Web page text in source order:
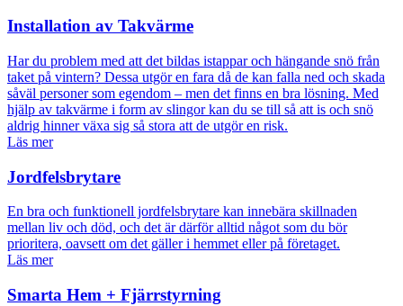
Installation av Takvärme
Har du problem med att det bildas istappar och hängande snö från
taket på vintern? Dessa utgör en fara då de kan falla ned och skada
såväl personer som egendom – men det finns en bra lösning. Med
hjälp av takvärme i form av slingor kan du se till så att is och snö
aldrig hinner växa sig så stora att de utgör en risk.
Läs mer
Jordfelsbrytare
En bra och funktionell jordfelsbrytare kan innebära skillnaden
mellan liv och död, och det är därför alltid något som du bör
prioritera, oavsett om det gäller i hemmet eller på företaget.
Läs mer
Smarta Hem + Fjärrstyrning